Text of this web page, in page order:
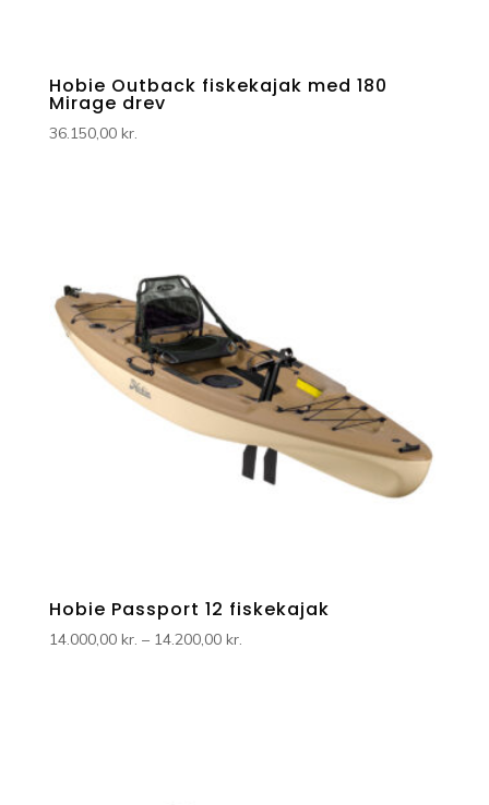
Hobie Outback fiskekajak med 180
Mirage drev
36.150,00 kr.
Hobie Passport 12 fiskekajak
14.000,00 kr. – 14.200,00 kr.